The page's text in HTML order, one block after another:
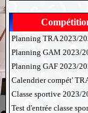
Planning TRA 2023/
Planning GAM 2023/
Planning GAF 2023/
Calendrier compét'
Classe sportive 2023/
Test d'entrée classe